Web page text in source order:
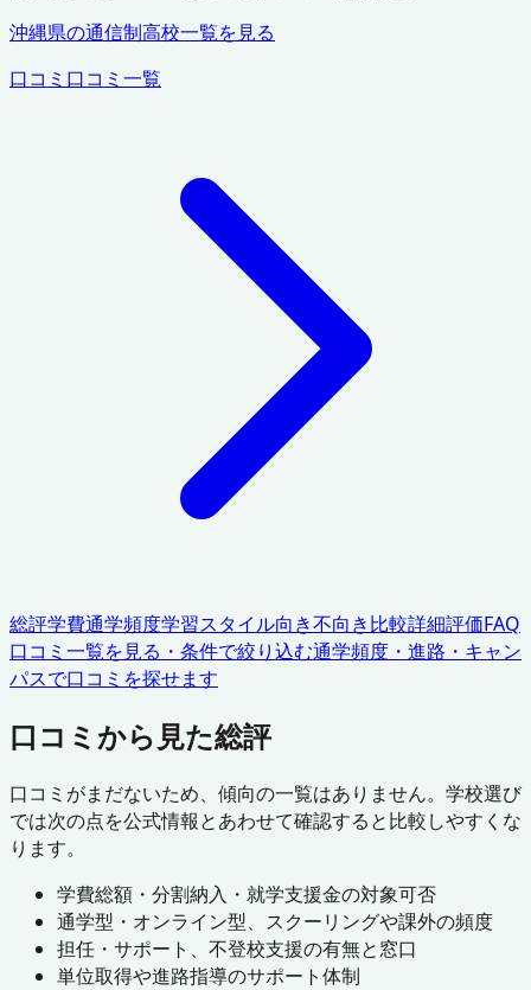
沖縄県の通信制高校一覧を見る
口コミ 口コミ一覧
総評学費通学頻度学習スタイル向き不向き比較詳細評価FAQ
口コミ一覧を見る・条件で絞り込む通学頻度・進路・キャン
パスで口コミを探せます
口コミから見た総評
口コミがまだないため、傾向の一覧はありません。学校選び
では次の点を公式情報とあわせて確認すると比較しやすくな
ります。
学費総額・分割納入・就学支援金の対象可否
通学型・オンライン型、スクーリングや課外の頻度
担任・サポート、不登校支援の有無と窓口
単位取得や進路指導のサポート体制